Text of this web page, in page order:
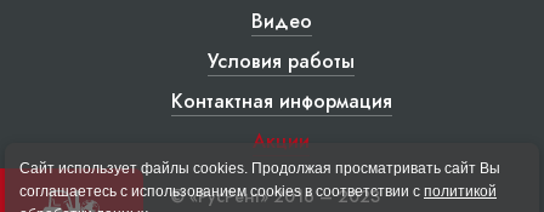
Видео
Условия работы
Контактная информация
Акции
© «РусРент» 2016 – 2023
Сайт использует файлы cookies. Продолжая просматривать сайт Вы
соглашаетесь с использованием cookies в соответствии с политикой